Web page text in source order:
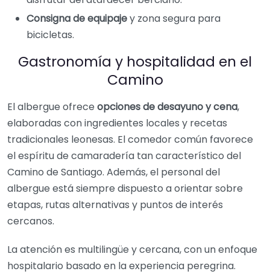
Consigna de equipajey zona segura para
bicicletas.
Gastronomía y hospitalidad en el
Camino
El albergue ofrece opciones de desayuno y cena,
elaboradas con ingredientes locales y recetas
tradicionales leonesas. El comedor común favorece
el espíritu de camaradería tan característico del
Camino de Santiago. Además, el personal del
albergue está siempre dispuesto a orientar sobre
etapas, rutas alternativas y puntos de interés
cercanos.
La atención es multilingüe y cercana, con un enfoque
hospitalario basado en la experiencia peregrina.